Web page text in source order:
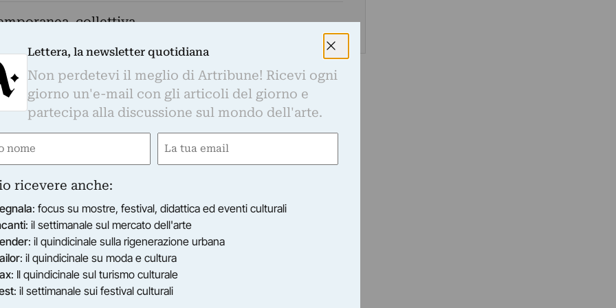
collettiva
i progetti e i lavori realizzati dagli
loro residenza presso l’Academia de España
del mese di giugno con la mostra dei
de España en Roma che prosegue la stagione
durante il lungo periodo di lockdown che
sui social con il progetto Finestre Aperte,
147, mostra finale dei borsisti 2019/2020
spagnoli, latinoamericani e italiani, sono i
indetto dal Ministero degli Affari Esteri
Lettera, la newsletter quotidiana
Non perdetevi il meglio di Artribune! Ricevi ogni
giorno un'e-mail con gli articoli del giorno e
partecipa alla discussione sul mondo dell'arte.
Email
ricevere anche:
: focus su mostre, festival, didattica ed eventi culturali
: il settimanale sul mercato dell'arte
: il quindicinale sulla rigenerazione urbana
: il quindicinale su moda e cultura
: Il quindicinale sul turismo culturale
: il settimanale sui festival culturali